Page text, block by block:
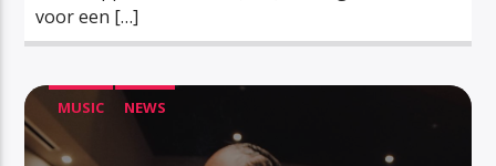
voor een […]
MUSIC NEWS